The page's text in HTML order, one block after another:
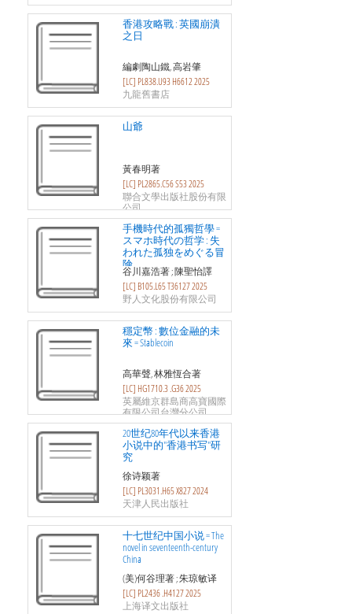
香港攻略戰 : 英國崩潰
之日
編劇陶山鐵, 高岩肇
[LC] PL838.U93 H6612 2025
九龍舊書店
山爺
黃春明著
[LC] PL2865.C56 S53 2025
聯合文學出版社股份有限
公司
手機時代的孤獨哲學 =
スマホ時代の哲学 : 失
われた孤独をめぐる冒
険
谷川嘉浩著 ; 陳聖怡譯
[LC] B105.L65 T36127 2025
野人文化股份有限公司
穩定幣 : 數位金融的未
來 = Stablecoin
高華聲, 林雅恆合著
[LC] HG1710.3 .G36 2025
英屬維京群島商高寶國際
有限公司台灣分公司
20世纪80年代以来香港
小说中的"香港书写"研
究
徐诗颖著
[LC] PL3031.H65 X827 2024
天津人民出版社
十七世纪中国小说 = The
novel in seventeenth-century
China
(美)何谷理著 ; 朱琼敏译
[LC] PL2436 .H4127 2025
上海译文出版社